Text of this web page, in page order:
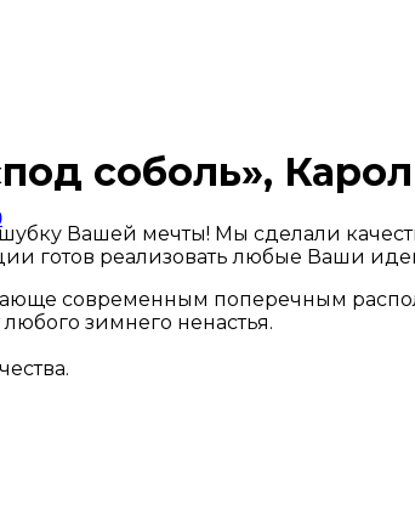
соболь»,
Вашей мечты! Мы сделали
готов реализовать любые Ваши
современным поперечным
зимнего ненастья.